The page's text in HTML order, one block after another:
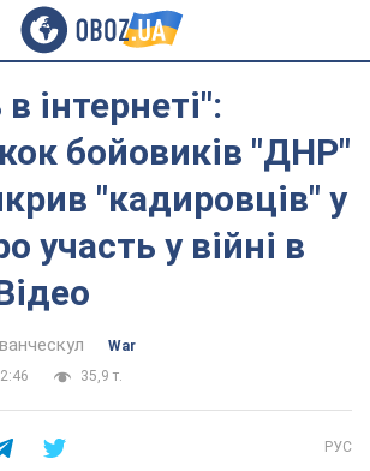
інтернеті":
бойовиків "ДНР"
"кадировців" у
участь у війні в
War
35,9 т.
РУС